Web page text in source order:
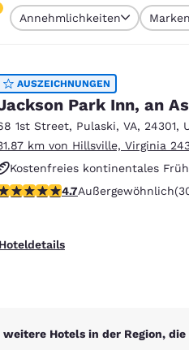
Latin
Germany
English
aktuell ausgewählt
Annehmlichkeiten Marken
AUSZEICHNUNGEN
Park Inn, an
1st Street, Pulaski, VA, 24301,
km von Hillsville, Virginia
Kostenfreies kontinentales
Wäscherei
Sterne-Bewertung.
4.7Außergewöhnlich
Hoteldetails
Hotels in der Region,